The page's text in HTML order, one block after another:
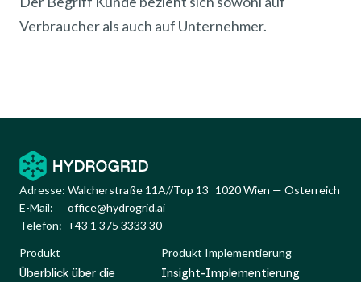
Verbraucher als auch auf Unternehmer.
Adresse: Walcherstraße 11A//Top 13 1020 Wien — Österreich
E-Mail:
office@hydrogrid.ai
Telefon: +43 1 375 3333 30
Produkt
Überblick über die
Produkt Implementierung
Insight-Implementierung